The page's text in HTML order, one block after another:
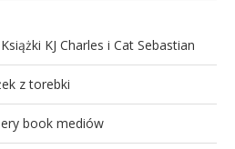
KJ Charles i Cat Sebastian
z torebki
book mediów